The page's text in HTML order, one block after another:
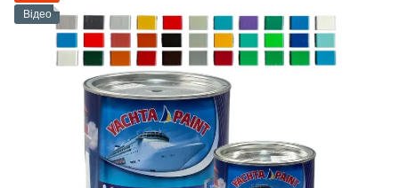
Відео